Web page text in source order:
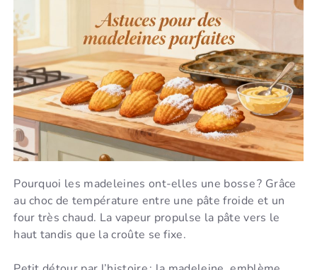
Pourquoi les madeleines ont-elles une bosse ? Grâce
au choc de température entre une pâte froide et un
four très chaud. La vapeur propulse la pâte vers le
haut tandis que la croûte se fixe.